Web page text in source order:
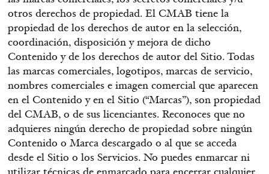
otros derechos de propiedad. El CMAB tiene la
propiedad de los derechos de autor en la selección,
coordinación, disposición y mejora de dicho
Contenido y de los derechos de autor del Sitio. Todas
las marcas comerciales, logotipos, marcas de servicio,
nombres comerciales e imagen comercial que aparecen
en el Contenido y en el Sitio (“Marcas”), son propiedad
del CMAB, o de sus licenciantes. Reconoces que no
adquieres ningún derecho de propiedad sobre ningún
Contenido o Marca descargado o al que se acceda
desde el Sitio o los Servicios. No puedes enmarcar ni